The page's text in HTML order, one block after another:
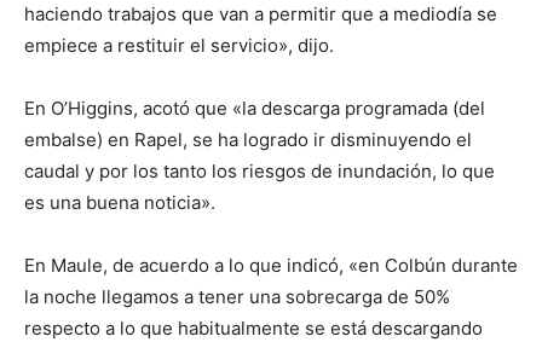
haciendo trabajos que van a permitir que a mediodía se
empiece a restituir el servicio», dijo.
En O’Higgins, acotó que «la descarga programada (del
embalse) en Rapel, se ha logrado ir disminuyendo el
caudal y por los tanto los riesgos de inundación, lo que
es una buena noticia».
En Maule, de acuerdo a lo que indicó, «en Colbún durante
la noche llegamos a tener una sobrecarga de 50%
respecto a lo que habitualmente se está descargando